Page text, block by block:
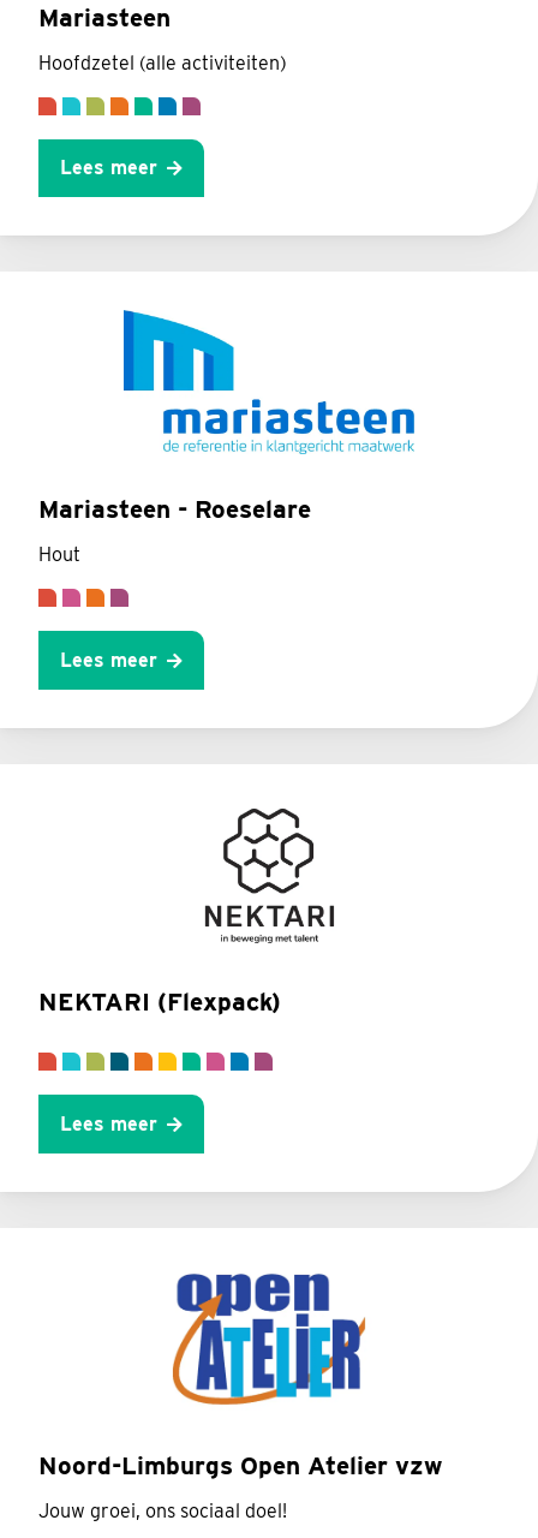
Mariasteen
Hoofdzetel (alle activiteiten)
Lees meer
Mariasteen - Roeselare
Hout
Lees meer
NEKTARI (Flexpack)
Lees meer
Noord-Limburgs Open Atelier vzw
Jouw groei, ons sociaal doel!